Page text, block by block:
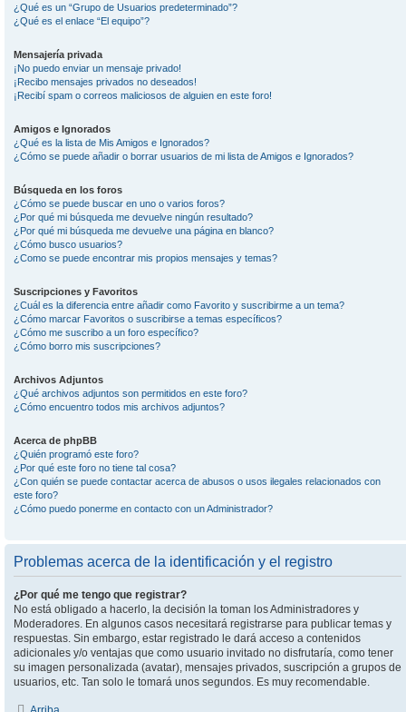
¿Qué es un “Grupo de Usuarios predeterminado”?
¿Qué es el enlace “El equipo”?
Mensajería privada
¡No puedo enviar un mensaje privado!
¡Recibo mensajes privados no deseados!
¡Recibí spam o correos maliciosos de alguien en este foro!
Amigos e Ignorados
¿Qué es la lista de Mis Amigos e Ignorados?
¿Cómo se puede añadir o borrar usuarios de mi lista de Amigos e Ignorados?
Búsqueda en los foros
¿Cómo se puede buscar en uno o varios foros?
¿Por qué mi búsqueda me devuelve ningún resultado?
¿Por qué mi búsqueda me devuelve una página en blanco?
¿Cómo busco usuarios?
¿Como se puede encontrar mis propios mensajes y temas?
Suscripciones y Favoritos
¿Cuál es la diferencia entre añadir como Favorito y suscribirme a un tema?
¿Cómo marcar Favoritos o suscribirse a temas específicos?
¿Cómo me suscribo a un foro específico?
¿Cómo borro mis suscripciones?
Archivos Adjuntos
¿Qué archivos adjuntos son permitidos en este foro?
¿Cómo encuentro todos mis archivos adjuntos?
Acerca de phpBB
¿Quién programó este foro?
¿Por qué este foro no tiene tal cosa?
¿Con quién se puede contactar acerca de abusos o usos ilegales relacionados con
este foro?
¿Cómo puedo ponerme en contacto con un Administrador?
Problemas acerca de la identificación y el registro
¿Por qué me tengo que registrar?
No está obligado a hacerlo, la decisión la toman los Administradores y
Moderadores. En algunos casos necesitará registrarse para publicar temas y
respuestas. Sin embargo, estar registrado le dará acceso a contenidos
adicionales y/o ventajas que como usuario invitado no disfrutaría, como tener
su imagen personalizada (avatar), mensajes privados, suscripción a grupos de
usuarios, etc. Tan solo le tomará unos segundos. Es muy recomendable.